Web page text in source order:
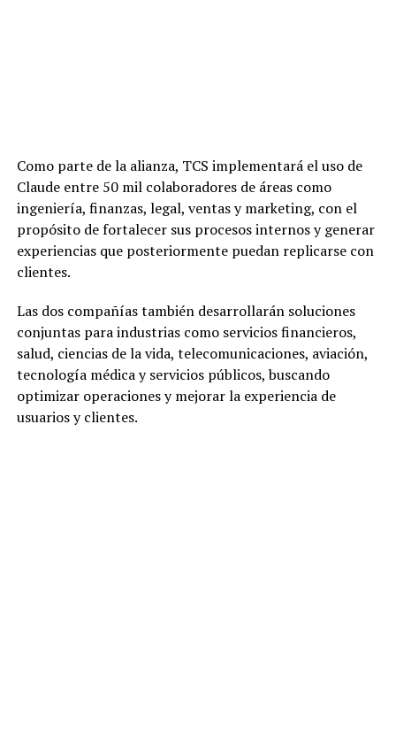
Como parte de la alianza, TCS implementará el uso de
Claude entre 50 mil colaboradores de áreas como
ingeniería, finanzas, legal, ventas y marketing, con el
propósito de fortalecer sus procesos internos y generar
experiencias que posteriormente puedan replicarse con
clientes.
Las dos compañías también desarrollarán soluciones
conjuntas para industrias como servicios financieros,
salud, ciencias de la vida, telecomunicaciones, aviación,
tecnología médica y servicios públicos, buscando
optimizar operaciones y mejorar la experiencia de
usuarios y clientes.